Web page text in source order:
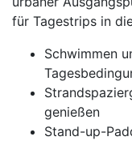
für Tagestrips in
Schwimmen
genießen
Stand-up-